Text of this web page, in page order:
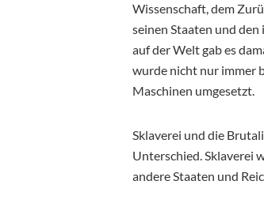
Wissenschaft, dem
seinen Staaten und
auf der Welt gab es
wurde nicht nur immer
Maschinen umgesetzt.
Sklaverei und die
Unterschied. Sklaverei
andere Staaten und